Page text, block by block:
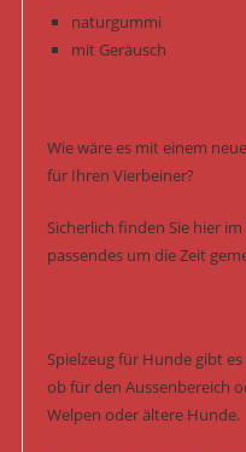
naturgummi
mit Geräusch
Wie wäre es mit einem
für Ihren Vierbeiner?
Sicherlich finden Sie hier
passendes um die Zeit
Spielzeug für Hunde gibt
ob für den Aussenbereich
Welpen oder ältere Hunde.